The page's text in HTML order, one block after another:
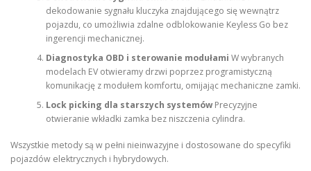
dekodowanie sygnału kluczyka znajdującego się wewnątrz
pojazdu, co umożliwia zdalne odblokowanie Keyless Go bez
ingerencji mechanicznej.
Diagnostyka OBD i sterowanie modułami W wybranych
modelach EV otwieramy drzwi poprzez programistyczną
komunikację z modułem komfortu, omijając mechaniczne zamki.
Lock picking dla starszych systemówPrecyzyjne
otwieranie wkładki zamka bez niszczenia cylindra.
Wszystkie metody są w pełni nieinwazyjne i dostosowane do specyfiki
pojazdów elektrycznych i hybrydowych.